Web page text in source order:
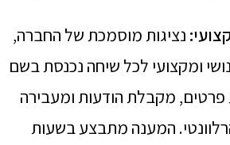
: נציגות מוסמכת של החברה,
ומקצועי לכל שיחה נכנסת בשם
מקבלת הודעות ומעבירה
המענה מתבצע בשעות